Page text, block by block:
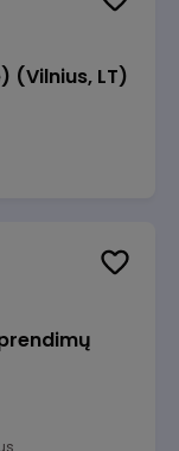
(Vilnius, LT)